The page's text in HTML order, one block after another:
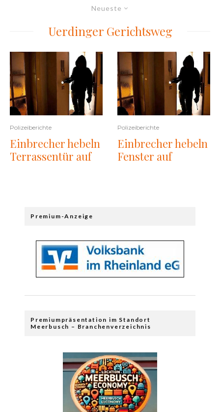
Neueste
Uerdinger Gerichtsweg
Polizeiberichte
Einbrecher hebeln
Terrassentür auf
Polizeiberichte
Einbrecher hebeln
Fenster auf
Premium-Anzeige
Premiumpräsentation im Standort
Meerbusch – Branchenverzeichnis